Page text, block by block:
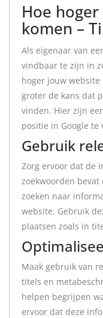
Hoe
komen –
Als eigenaar van
vindbaar te zijn in
hoger jouw
groter de kans dat
vinden. Hier zijn
positie in Google te
Gebruik
Zorg ervoor dat de
zoekwoorden
zoeken naar
website. Gebruik
plaatsen zoals in
Maak gebruik van
titels en
helpen begrijpen
ervoor dat deze